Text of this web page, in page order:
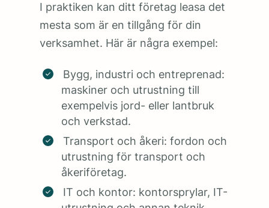
I praktiken kan ditt företag leasa det
mesta som är en tillgång för din
verksamhet. Här är några exempel:
Bygg, industri och entreprenad:
maskiner och utrustning till
exempelvis jord- eller lantbruk
och verkstad.
Transport och åkeri: fordon och
utrustning för transport och
åkeriföretag.
IT och kontor: kontorsprylar, IT-